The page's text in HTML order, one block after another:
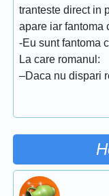
tranteste direct in
apare iar fantoma
-Eu sunt fantoma
La care romanul:
–Daca nu dispari